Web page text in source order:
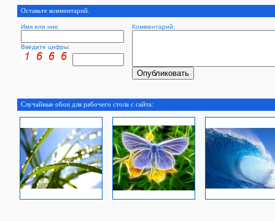
Оставьте комментарий.
Имя или ник: Комментарий:
Введите цифры:
Случайные обои для рабочего стола с сайта: